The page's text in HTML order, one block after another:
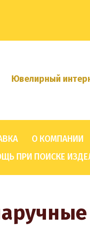
Ювелирный
О КОМПАНИИ
ПРИ ПОИСКЕ